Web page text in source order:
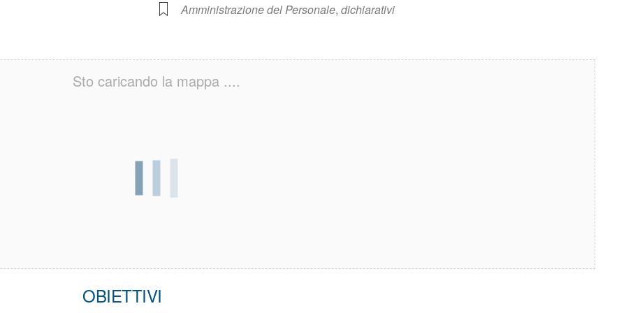
Amministrazione del Personale, dichiarativi
Sto caricando la mappa ....
OBIETTIVI